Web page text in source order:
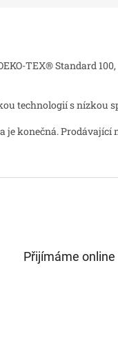
TEX® Standard
technologií s nízkou
je konečná. Prodávající
Přijímáme